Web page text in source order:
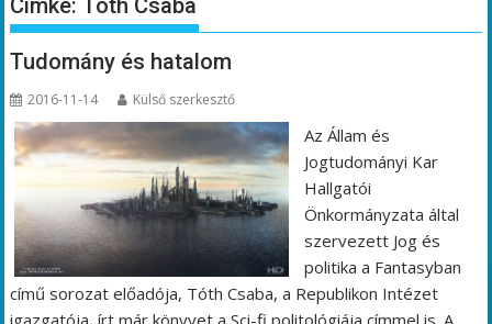
Címke:Tóth Csaba
Tudomány és hatalom
2016-11-14 Külső szerkesztő
Az Állam és
Jogtudományi Kar
Hallgatói
Önkormányzata által
szervezett Jog és
politika a Fantasyban
című sorozat előadója, Tóth Csaba, a Republikon Intézet
igazgatója, írt már könyvet a Sci-fi politológiája címmel is. A